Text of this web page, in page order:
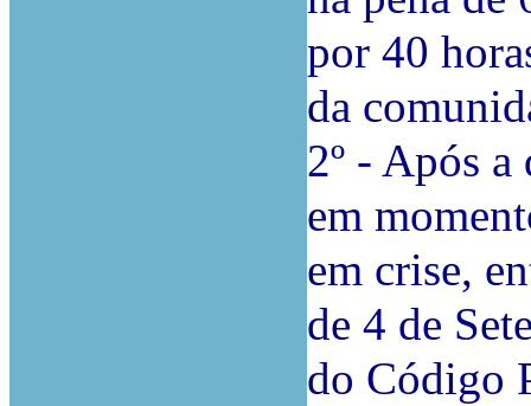
por 40
da
2º - Após a
em
em crise,
de 4 de
do Código